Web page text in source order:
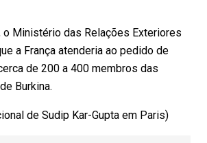
o Ministério das Relações Exteriores
a França atenderia ao pedido de
de 200 a 400 membros das
Burkina.
de Sudip Kar-Gupta em Paris)